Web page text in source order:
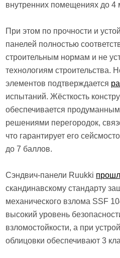
внутренних помещениях до 4
При этом по прочности и
панелей полностью
строительным нормам и не
технологиям строительства.
элементов подтверждается
испытаний. Жёсткость
обеспечивается
решениями перегородок,
что гарантирует его
до 7 баллов.
Сэндвич-панели Ruukki
скандинавскому стандарту
механического взлома SSF
высокий уровень
взломостойкости, а при
облицовки обеспечивают 3